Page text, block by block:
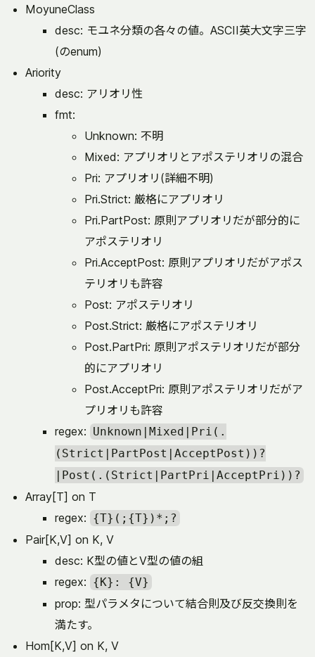
MoyuneClass
desc: モユネ分類の各々の値。ASCII英大文字三字
(のenum)
Ariority
desc: アリオリ性
fmt:
Unknown: 不明
Mixed: アプリオリとアポステリオリの混合
Pri: アプリオリ(詳細不明)
Pri.Strict: 厳格にアプリオリ
Pri.PartPost: 原則アプリオリだが部分的に
アポステリオリ
Pri.AcceptPost: 原則アプリオリだがアポス
テリオリも許容
Post: アポステリオリ
Post.Strict: 厳格にアポステリオリ
Post.PartPri: 原則アポステリオリだが部分
的にアプリオリ
Post.AcceptPri: 原則アポステリオリだがア
プリオリも許容
regex: Unknown|Mixed|Pri(.
(Strict|PartPost|AcceptPost))?
|Post(.(Strict|PartPri|AcceptPri))?
Array[T] on T
regex: {T}(;{T})*;?
Pair[K,V] on K, V
desc: K型の値とV型の値の組
regex: {K}: {V}
prop: 型パラメタについて結合則及び反交換則を
満たす。
Hom[K,V] on K, V